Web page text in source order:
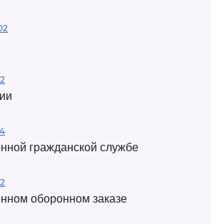
гражданской службе
оборонном заказе